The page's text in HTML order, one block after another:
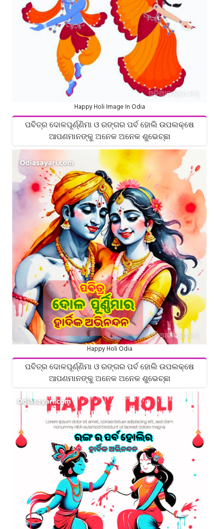
Happy Holi Image In Odia
ପବିତ୍ର ଦୋଳପୂର୍ଣ୍ଣିମା ଓ ରଙ୍ଗର ପର୍ବ ହୋଲି ଉପଲକ୍ଷେ
ଆପଣମାନଙ୍କୁ ଅନେକ ଅନେକ ଶୁଭେଚ୍ଛା
Happy Holi Odia
ପବିତ୍ର ଦୋଳପୂର୍ଣ୍ଣିମା ଓ ରଙ୍ଗର ପର୍ବ ହୋଲି ଉପଲକ୍ଷେ
ଆପଣମାନଙ୍କୁ ଅନେକ ଅନେକ ଶୁଭେଚ୍ଛା